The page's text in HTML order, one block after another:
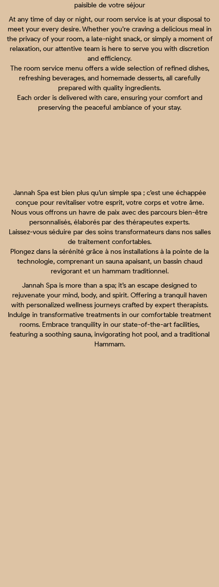
paisible de votre séjour
At any time of day or night, our room service is at your disposal to
meet your every desire. Whether you’re craving a delicious meal in
the privacy of your room, a late-night snack, or simply a moment of
relaxation, our attentive team is here to serve you with discretion
and efficiency.
The room service menu offers a wide selection of refined dishes,
refreshing beverages, and homemade desserts, all carefully
prepared with quality ingredients.
Each order is delivered with care, ensuring your comfort and
preserving the peaceful ambiance of your stay.
Jannah Spa est bien plus qu’un simple spa ; c’est une échappée
conçue pour revitaliser votre esprit, votre corps et votre âme.
Nous vous offrons un havre de paix avec des parcours bien-être
personnalisés, élaborés par des thérapeutes experts.
Laissez-vous séduire par des soins transformateurs dans nos salles
de traitement confortables.
Plongez dans la sérénité grâce à nos installations à la pointe de la
technologie, comprenant un sauna apaisant, un bassin chaud
revigorant et un hammam traditionnel.
Jannah Spa is more than a spa; it’s an escape designed to
rejuvenate your mind, body, and spirit. Offering a tranquil haven
with personalized wellness journeys crafted by expert therapists.
Indulge in transformative treatments in our comfortable treatment
rooms. Embrace tranquility in our state-of-the-art facilities,
featuring a soothing sauna, invigorating hot pool, and a traditional
Hammam.